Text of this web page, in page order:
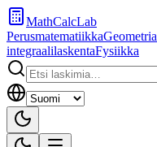
MathCalcLab
PerusmatematiikkaGeometria
integraalilaskentaFysiikka